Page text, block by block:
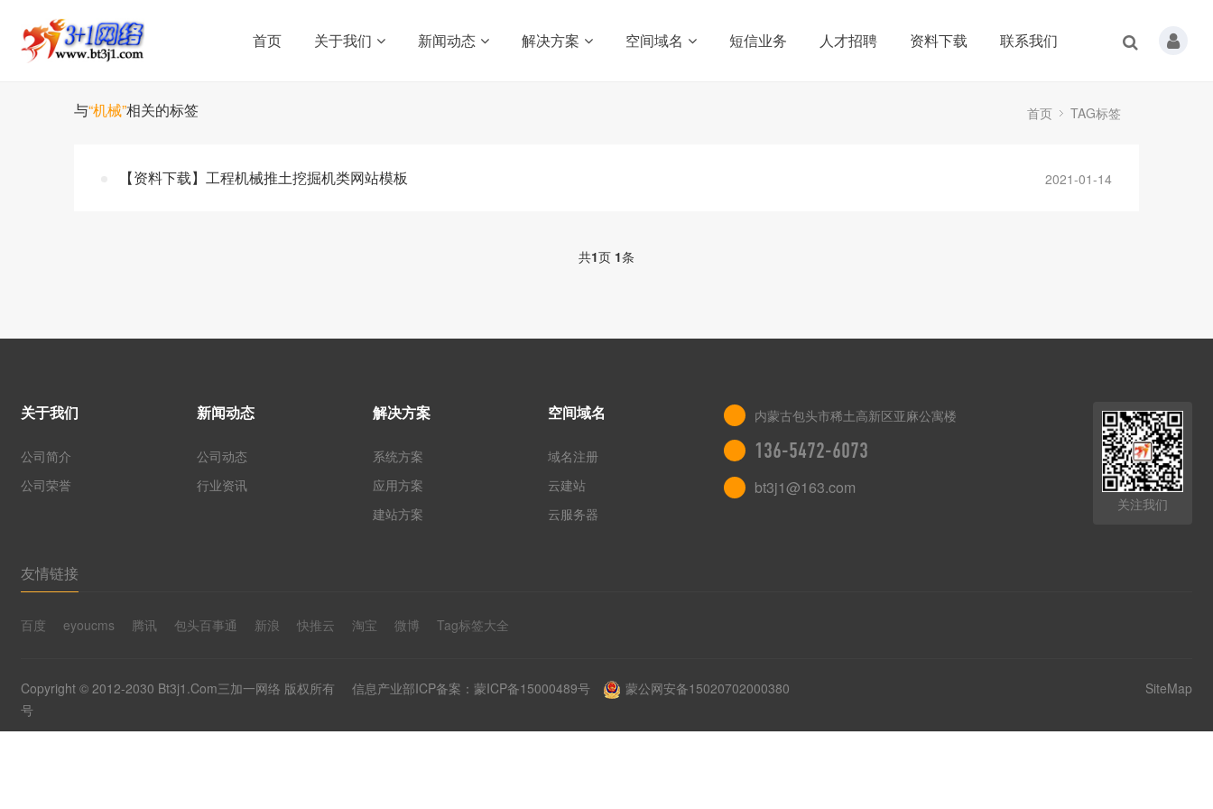
首页 关于我们 新闻动态 解决方案 空间域名 短信业务 人才招聘 资料下载 联系我们
与“机械”相关的标签 首页 TAG标签
【资料下载】工程机械推土挖掘机类网站模板 2021-01-14
共1页 1条
关于我们
公司简介
公司荣誉
新闻动态
公司动态
行业资讯
解决方案
系统方案
应用方案
建站方案
空间域名
域名注册
云建站
云服务器
内蒙古包头市稀土高新区亚麻公寓楼
136-5472-6073
bt3j1@163.com
关注我们
友情链接
百度 eyoucms 腾讯 包头百事通 新浪 快推云 淘宝 微博 Tag标签大全
Copyright © 2012-2030 Bt3j1.Com三加一网络 版权所有 信息产业部ICP备案：蒙ICP备15000489号
蒙公网安备15020702000380
号
SiteMap